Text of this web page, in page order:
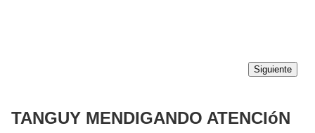
Siguiente
TANGUY MENDIGANDO ATENCIóN